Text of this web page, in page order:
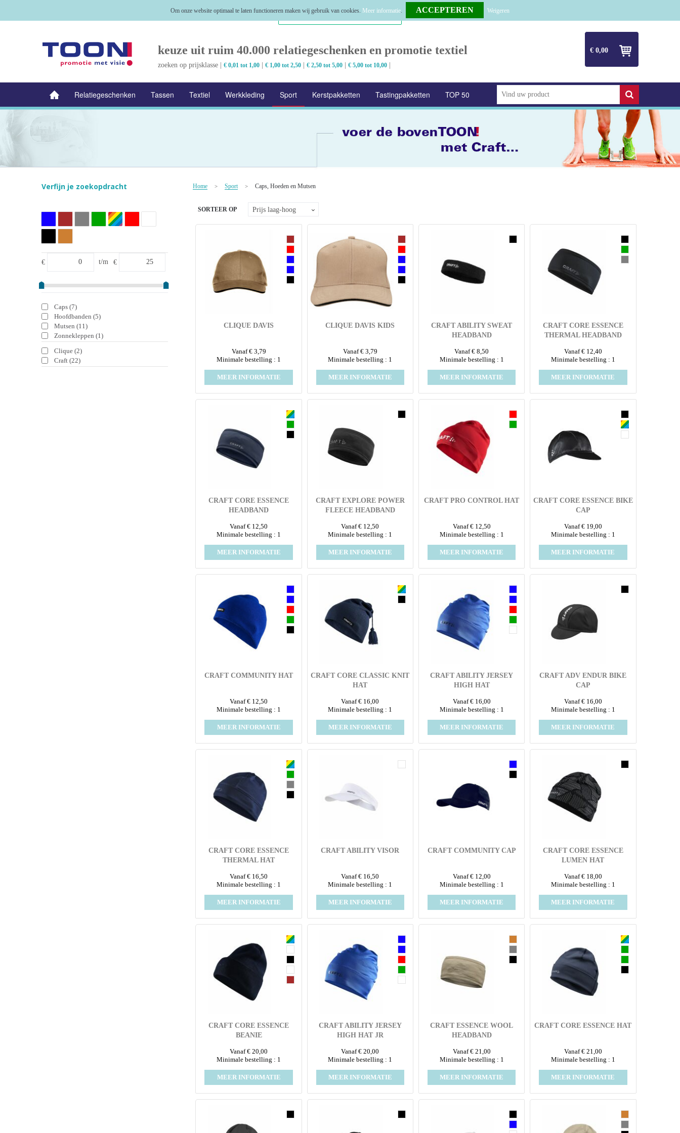
keuze uit ruim 40.000 relatiegeschenken en promotie textiel
zoeken op prijsklasse | € 0,01 tot 1,00| € 1,00 tot 2,50| € 2,50 tot 5,00| € 5,00 tot 10,00|
€ 0,00
Relatiegeschenken Tassen Textiel Werkkleding Sport Kerstpakketten Tastingpakketten TOP 50
Verfijn je zoekopdracht
€ t/m €
Caps (7)
Hoofdbanden (5)
Mutsen (11)
Zonnekleppen (1)
Clique (2)
Craft (22)
Home > Sport > Caps, Hoeden en Mutsen
SORTEER OP
CLIQUE DAVIS
Vanaf € 3,79
Minimale bestelling : 1
MEER INFORMATIE
CLIQUE DAVIS KIDS
Vanaf € 3,79
Minimale bestelling : 1
MEER INFORMATIE
CRAFT ABILITY SWEAT
HEADBAND
Vanaf € 8,50
Minimale bestelling : 1
MEER INFORMATIE
CRAFT CORE ESSENCE
THERMAL HEADBAND
Vanaf € 12,40
Minimale bestelling : 1
MEER INFORMATIE
CRAFT CORE ESSENCE
HEADBAND
Vanaf € 12,50
Minimale bestelling : 1
MEER INFORMATIE
CRAFT EXPLORE POWER
FLEECE HEADBAND
Vanaf € 12,50
Minimale bestelling : 1
MEER INFORMATIE
CRAFT PRO CONTROL HAT
Vanaf € 12,50
Minimale bestelling : 1
MEER INFORMATIE
CRAFT CORE ESSENCE BIKE
CAP
Vanaf € 19,00
Minimale bestelling : 1
MEER INFORMATIE
CRAFT COMMUNITY HAT
Vanaf € 12,50
Minimale bestelling : 1
MEER INFORMATIE
CRAFT CORE CLASSIC KNIT
HAT
Vanaf € 16,00
Minimale bestelling : 1
MEER INFORMATIE
CRAFT ABILITY JERSEY
HIGH HAT
Vanaf € 16,00
Minimale bestelling : 1
MEER INFORMATIE
CRAFT ADV ENDUR BIKE
CAP
Vanaf € 16,00
Minimale bestelling : 1
MEER INFORMATIE
CRAFT CORE ESSENCE
THERMAL HAT
Vanaf € 16,50
Minimale bestelling : 1
MEER INFORMATIE
CRAFT ABILITY VISOR
Vanaf € 16,50
Minimale bestelling : 1
MEER INFORMATIE
CRAFT COMMUNITY CAP
Vanaf € 12,00
Minimale bestelling : 1
MEER INFORMATIE
CRAFT CORE ESSENCE
LUMEN HAT
Vanaf € 18,00
Minimale bestelling : 1
MEER INFORMATIE
CRAFT CORE ESSENCE
BEANIE
Vanaf € 20,00
Minimale bestelling : 1
MEER INFORMATIE
CRAFT ABILITY JERSEY
HIGH HAT JR
Vanaf € 20,00
Minimale bestelling : 1
MEER INFORMATIE
CRAFT ESSENCE WOOL
HEADBAND
Vanaf € 21,00
Minimale bestelling : 1
MEER INFORMATIE
CRAFT CORE ESSENCE HAT
Vanaf € 21,00
Minimale bestelling : 1
MEER INFORMATIE
Om onze website optimaal te laten functioneren maken wij gebruik van cookies. Meer informatie. Weigeren